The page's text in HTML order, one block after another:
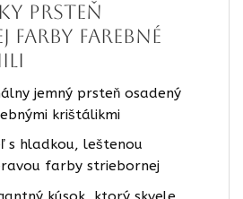
prsteň
farby farebné
jemný prsteň osadený
krištálikmi
s hladkou, leštenou
farby striebornej